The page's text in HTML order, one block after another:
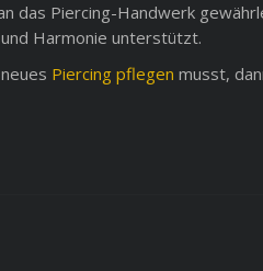
das Piercing-Handwerk
Harmonie unterstützt.
Piercing pflegen musst,